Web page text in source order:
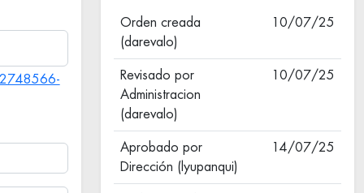
Orden creada
(darevalo)
10/07/25
Revisado por
Administracion
(darevalo)
10/07/25
Aprobado por
Dirección (lyupanqui)
14/07/25